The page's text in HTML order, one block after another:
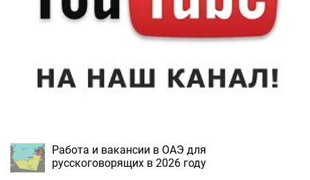
Работа и вакансии в ОАЭ для
русскоговорящих в 2026 году